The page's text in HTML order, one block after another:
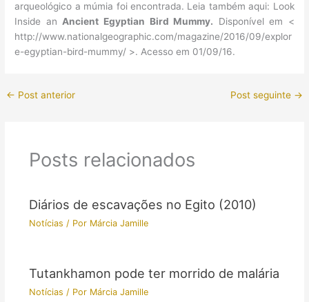
arqueológico a múmia foi encontrada. Leia também aqui: Look
Inside anAncient Egyptian Bird Mummy. Disponível em <
http://www.nationalgeographic.com/magazine/2016/09/explor
e-egyptian-bird-mummy/ >. Acesso em 01/09/16.
← Post anterior Post seguinte →
Posts relacionados
Diários de escavações no Egito (2010)
Notícias / Por Márcia Jamille
Tutankhamon pode ter morrido de malária
Notícias / Por Márcia Jamille